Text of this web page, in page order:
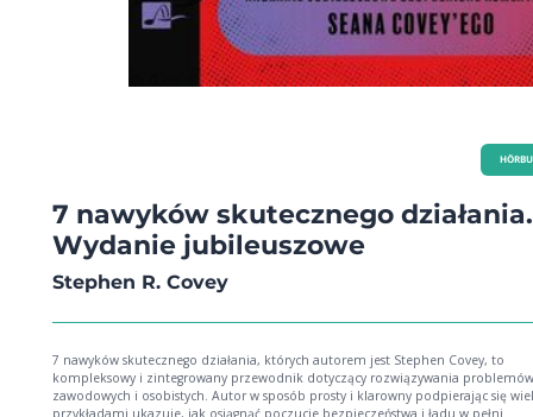
7 nawyków skutecznego działania.
Wydanie jubileuszowe
Stephen R. Covey
7 nawyków skutecznego działania, których autorem jest Stephen Covey, to
kompleksowy i zintegrowany przewodnik dotyczący rozwiązywania problemów
zawodowych i osobistych. Autor w sposób prosty i klarowny podpierając się
przykładami ukazuje, jak osiągnąć poczucie bezpieczeństwa i ładu w pełni